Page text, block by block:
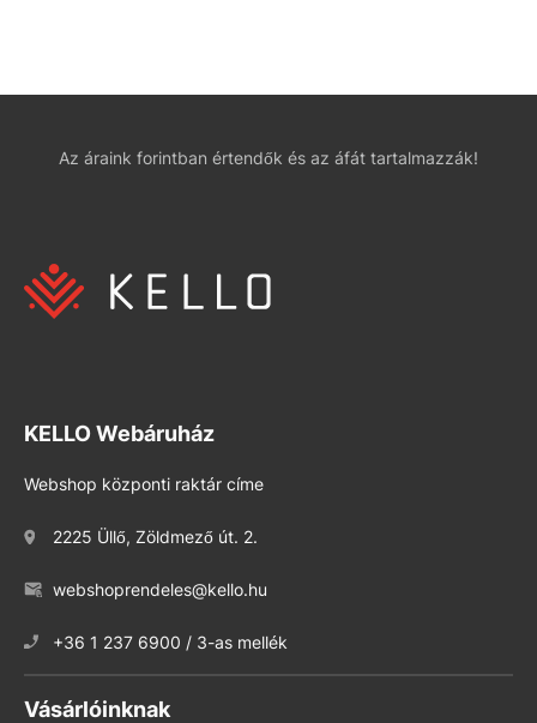
Az áraink forintban értendők és az áfát tartalmazzák!
KELLO Webáruház
Webshop központi raktár címe
2225 Üllő, Zöldmező út. 2.
webshoprendeles@kello.hu
+36 1 237 6900 / 3-as mellék
Vásárlóinknak